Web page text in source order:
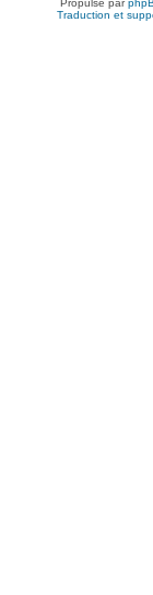
Propulsé par
Traduction et